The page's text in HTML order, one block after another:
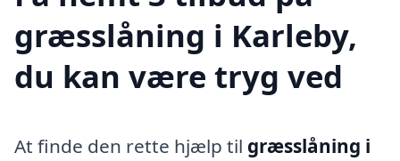
græsslåning i Karleby,
du kan være tryg ved
At finde den rette hjælp til græsslåning i